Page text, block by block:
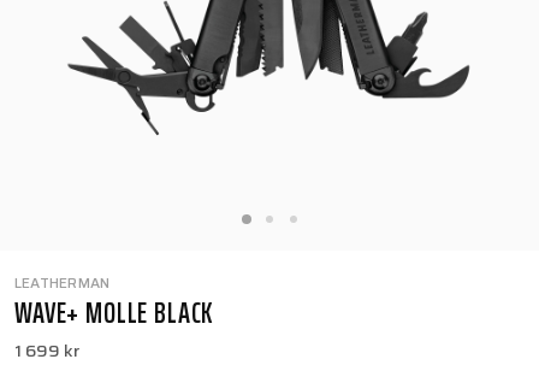
LEATHERMAN
WAVE+ MOLLE BLACK
1 699 kr